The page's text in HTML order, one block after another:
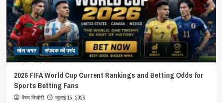
खेल जगत संपादक की पसंद
2026 FIFA World Cup Current Rankings and Betting Odds for
Sports Betting Fans
वैभव तिजोरी जुलाई 15, 2026